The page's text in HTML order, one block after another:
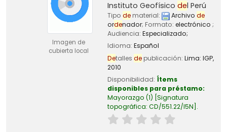
Imagen de
cubierta local
Instituto Geofísico del Perú
Tipo dematerial: Archivo de
ordenador; Formato: electrónico ;
Audiencia: Especializado;
Idioma: Español
Detalles depublicación: Lima: IGP,
2010
Disponibilidad: Ítems
disponibles para préstamo:
Mayorazgo (1) Signatura
topográfica: CD/551.22/I5N .